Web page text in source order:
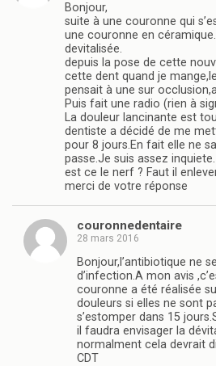
Bonjour,
suite à une couronne qui
une couronne en
devitalisée.
depuis la pose de cette
cette dent quand je
pensait à une sur
Puis fait une radio (rien à
La douleur lancinante est
dentiste a décidé de me
pour 8 jours.En fait elle ne
passe.Je suis assez inquiete.
est ce le nerf ? Faut il
merci de votre réponse
couronnedentaire
28 mars 2016
Bonjour,l’antibiotique ne
d’infection.A mon avis
couronne a été réalisée
douleurs si elles ne sont
s’estomper dans 15
il faudra envisager la
normalment cela devrait
CDT